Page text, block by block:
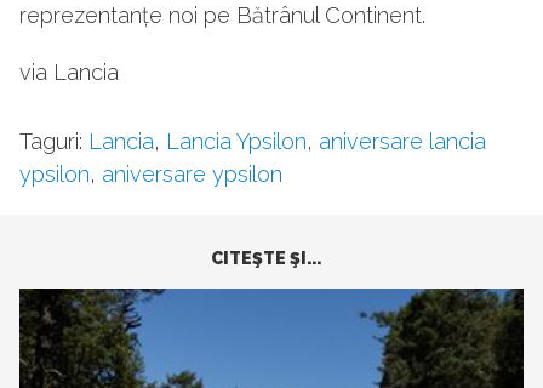
reprezentanțe noi pe Bătrânul Continent.
via Lancia
Taguri: Lancia, Lancia Ypsilon, aniversare lancia
ypsilon, aniversare ypsilon
CITEŞTE ŞI...